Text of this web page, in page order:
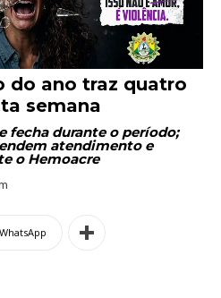
do ano traz quatro
semana
fecha durante o período;
atendimento e
o Hemoacre
WhatsApp